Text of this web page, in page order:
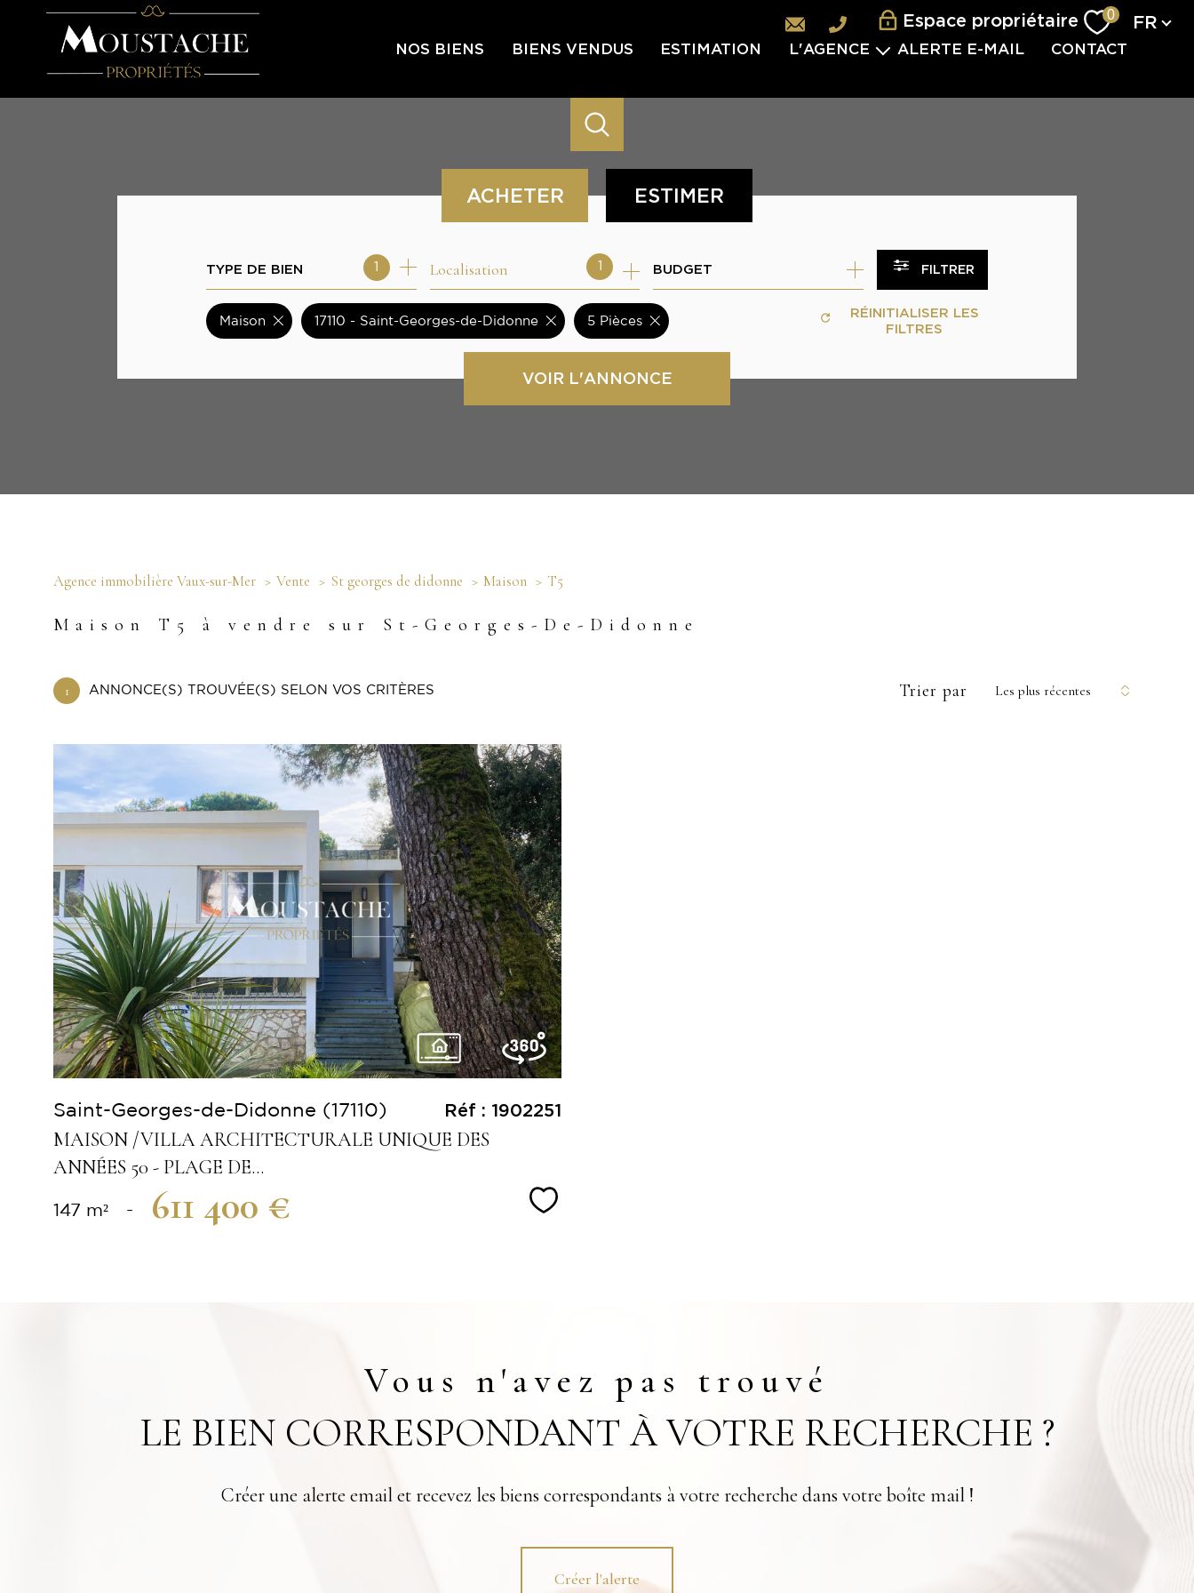
Espace propriétaire 0 FR
NOS BIENS BIENS VENDUS ESTIMATION L'AGENCE
L’ÉVÈNEMENTIEL
LES PARTENAIRES
NOUS REJOINDRE
ALERTE E-MAIL CONTACT
ACHETER ESTIMER
TYPE DE BIEN 1 1
Localisation BUDGET FILTRER
VOIR L'ANNONCE
Maison 17110 - Saint-Georges-de-Didonne 5 Pièces
RÉINITIALISER LES
FILTRES
Agence immobilière Vaux-sur-Mer Vente St georges de didonne Maison T5
Maison T5 à vendre sur St-Georges-De-Didonne
1 ANNONCE(S) TROUVÉE(S) SELON VOS CRITÈRES Trier par Les plus récentes
Voir le
bien
Saint-Georges-de-Didonne (17110)
MAISON /VILLA ARCHITECTURALE UNIQUE DES
ANNÉES 50 - PLAGE DE...
Réf : 1902251
147 m² - 611 400 € Sélectionner
Vous n'avez pas trouvé
LE BIEN CORRESPONDANT À VOTRE RECHERCHE ?
Créer une alerte email et recevez les biens correspondants à votre recherche dans votre boîte mail !
Créer l'alerte